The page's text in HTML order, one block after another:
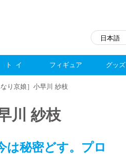
トイ フィギュア グッズ
り京娘］小早川 紗枝
川 紗枝
は秘密どす。プロ